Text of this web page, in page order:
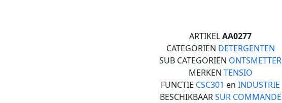
ARTIKELAA0277
CATEGORIËN DETERGENTEN
SUB CATEGORIËN ONTSMETTER
MERKEN TENSIO
FUNCTIE CSC301 en INDUSTRIE
BESCHIKBAARSUR COMMANDE